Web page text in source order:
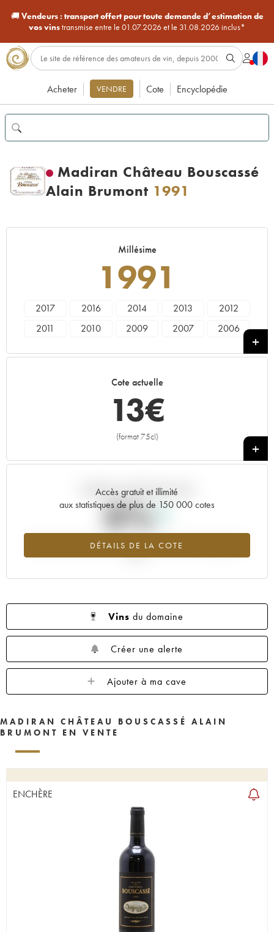
🚚Vendeurs : transport offert pour toute demande d’estimation de
vos vinstransmise entre le 01.07.2026 et le 31.08.2026 inclus*
Acheter VENDRE Cote Encyclopédie
Madiran Château Bouscassé
Alain Brumont 1991
Millésime
1991
2017 2016 2014 2013
2012
2011
2010 2009 2007
2006
1993
1985
Cote actuelle
13€
(format 75cl)
+
Accès gratuit et illimité
aux statistiques de plus de 150 000 cotes
DÉTAILS DE LA COTE
Tendance actuelle de la cote
0%
Tendance à la hausse du millésime 1991 en 2026 par rapport à
Vins du domaine
Créer une alerte
Ajouter à ma cave
MADIRAN CHÂTEAU BOUSCASSÉ ALAIN
BRUMONT EN VENTE
ENCHÈRE